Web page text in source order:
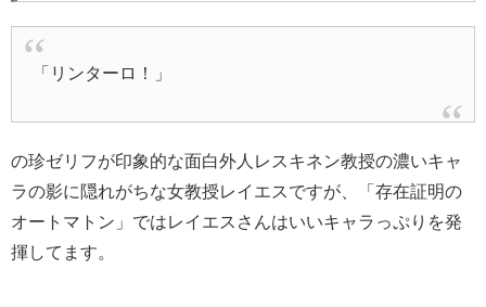
「リンターロ！」
の珍ゼリフが印象的な面白外人レスキネン教授の濃いキャ
ラの影に隠れがちな女教授レイエスですが、「存在証明の
オートマトン」ではレイエスさんはいいキャラっぷりを発
揮してます。